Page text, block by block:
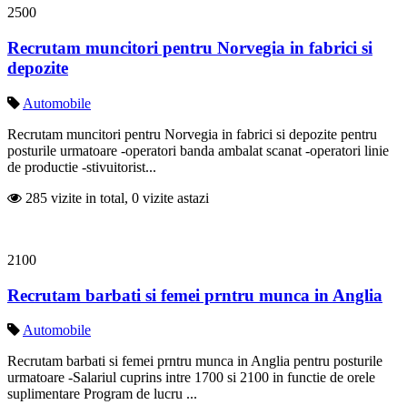
2500
Recrutam muncitori pentru Norvegia in fabrici si
depozite
Automobile
Recrutam muncitori pentru Norvegia in fabrici si depozite pentru
posturile urmatoare -operatori banda ambalat scanat -operatori linie
de productie -stivuitorist...
285 vizite in total, 0 vizite astazi
2100
Recrutam barbati si femei prntru munca in Anglia
Automobile
Recrutam barbati si femei prntru munca in Anglia pentru posturile
urmatoare -Salariul cuprins intre 1700 si 2100 in functie de orele
suplimentare Program de lucru ...